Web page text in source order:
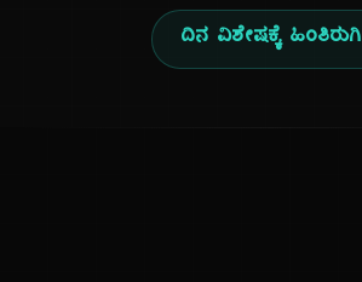
ದಿನ ವಿಶೇಷಕ್ಕೆ ಹಿಂತಿರುಗಿ